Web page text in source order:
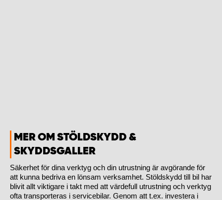
MER OM STÖLDSKYDD &
SKYDDSGALLER
Säkerhet för dina verktyg och din utrustning är avgörande för
att kunna bedriva en lönsam verksamhet. Stöldskydd till bil har
blivit allt viktigare i takt med att värdefull utrustning och verktyg
ofta transporteras i servicebilar. Genom att t.ex. investera i
WORK SYSTEM VÄSTERÅS
WORK SYSTEM VÄXJÖ
WORK SYSTEM ÖREBRO